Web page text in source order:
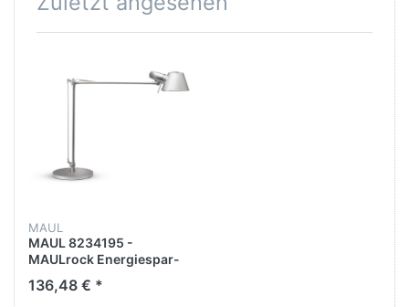
MAUL
MAUL 8234195 -
MAULrock Energiespar-
Tischleuchte, Silber
136,48 € *